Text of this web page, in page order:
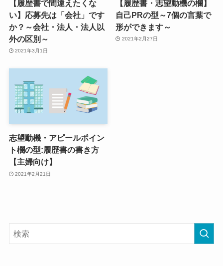
【履歴書で間違えたくな
い】応募先は「会社」です
か？～会社・法人・法人以
外の区別～
2021年3月1日
【履歴書・志望動機の欄】
自己PRの型～7個の言葉で
形ができます～
2021年2月27日
志望動機・アピールポイン
ト欄の型:履歴書の書き方
【主婦向け】
2021年2月21日